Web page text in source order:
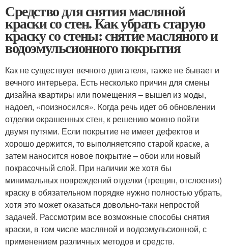
Средство для снятия масляной
краски со стен. Как убрать старую
краску со стены: снятие масляного и
водоэмульсионного покрытия
Как не существует вечного двигателя, также не бывает и
вечного интерьера. Есть несколько причин для смены
дизайна квартиры или помещения – вышел из моды,
надоел, «поизносился». Когда речь идет об обновлении
отделки окрашенных стен, к решению можно пойти
двумя путями. Если покрытие не имеет дефектов и
хорошо держится, то выполняетсяпо старой краске, а
затем наносится новое покрытие – обои или новый
покрасочный слой. При наличии же хотя бы
минимальных повреждений отделки (трещин, отслоения)
краску в обязательном порядке нужно полностью убрать,
хотя это может оказаться довольно-таки непростой
задачей. Рассмотрим все возможные способы снятия
краски, в том числе масляной и водоэмульсионной, с
применением различных методов и средств.